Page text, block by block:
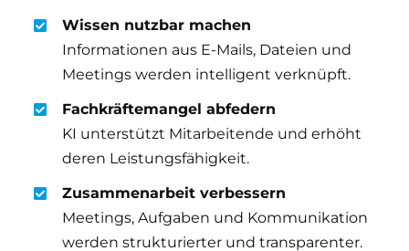
Wissen nutzbar machen
Informationen aus E-Mails, Dateien und
Meetings werden intelligent verknüpft.
Fachkräftemangel abfedern
KI unterstützt Mitarbeitende und erhöht
deren Leistungsfähigkeit.
Zusammenarbeit verbessern
Meetings, Aufgaben und Kommunikation
werden strukturierter und transparenter.